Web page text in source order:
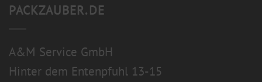
PACKZAUBER.DE
A&M Service GmbH
Hinter dem Entenpfuhl 13-15